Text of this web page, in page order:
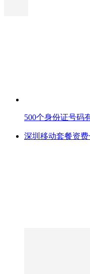
500个身份证号码
深圳移动套餐资